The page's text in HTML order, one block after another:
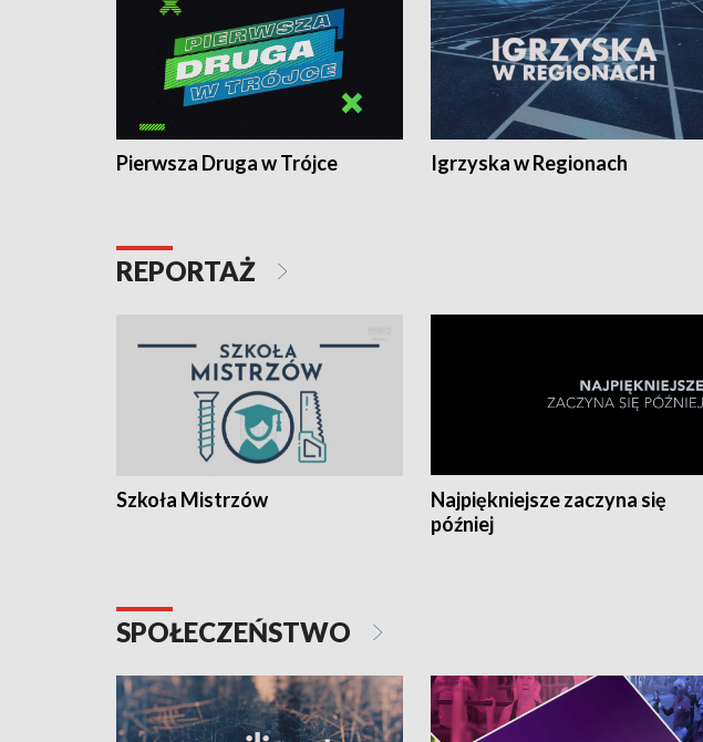
Pierwsza Druga w Trójce Igrzyska w Regionach
REPORTAŻ
Szkoła Mistrzów
Najpiękniejsze zaczyna się
później
SPOŁECZEŃSTWO